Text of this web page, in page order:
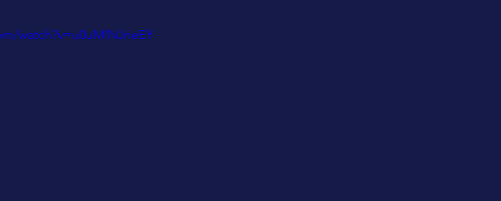
watch?v=u0uMlNJneEY